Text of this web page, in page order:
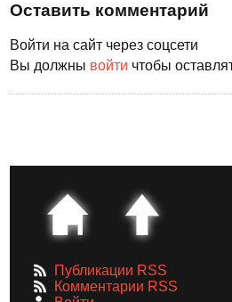
Оставить комментарий
Войти на сайт через соцсети
Вы должны войти чтобы
Публикации RSS
Комментарии RSS